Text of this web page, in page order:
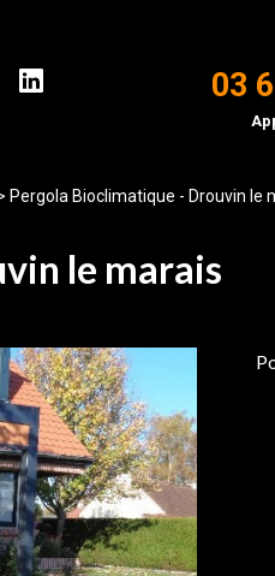
03
Pergola Bioclimatique - Drouvin le
le marais